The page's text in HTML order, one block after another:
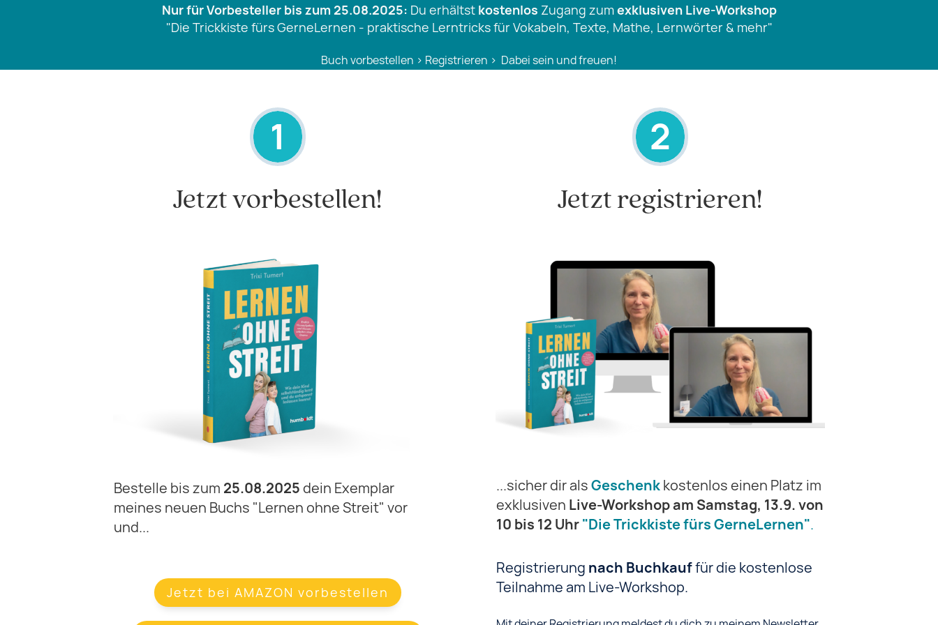
Nur für Vorbesteller bis zum 25.08.2025: Du erhältst kostenlos Zugang zumexklusiven Live-Workshop
"Die Trickkiste fürs GerneLernen - praktische Lerntricks für Vokabeln, Texte, Mathe, Lernwörter & mehr"
Buch vorbestellen > Registrieren > Dabei sein und freuen!
1
Jetzt vorbestellen!
Bestelle bis zum 25.08.2025dein Exemplar
meines neuen Buchs "Lernen ohne Streit" vor
und...
Jetzt bei AMAZON vorbestellen
2
Jetzt registrieren!
...sicher dir alsGeschenkkostenlos einen Platz im
exklusiven Live-Workshop am Samstag, 13.9. von
10 bis 12 Uhr"Die Trickkiste fürs GerneLernen".
Registrierung nach Buchkauffür die kostenlose
Teilnahme am Live-Workshop.